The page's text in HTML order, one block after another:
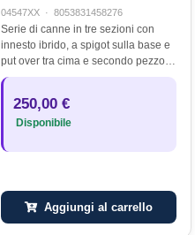
04547XX · 8053831458276
Serie di canne in tre sezioni con
innesto ibrido, a spigot sulla base e
put over tra cima e secondo pezzo.
Capaci di lanci ragguardevoli con
alla base a diametro…
250,00 €
Disponibile
Aggiungi al carrello